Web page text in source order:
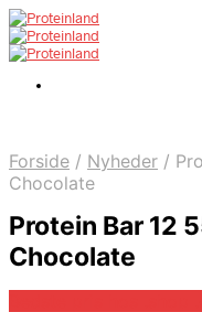
Forside / Nyheder /
Chocolate
Protein Bar 12
Chocolate